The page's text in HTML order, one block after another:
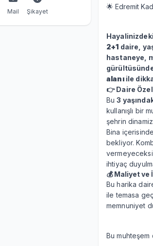
Mail Şikayet
🌟 Edremit
2+1 daire,
hastaneye,
alanıile
👉 Daire
Bu3
kullanışlı bir
şehrin
Bina içerisinde
bekliyor.
ihtiyaç
💰 Maliyet ve
Bu harika
ile temasa
memnuniyet
Bu muhteşem